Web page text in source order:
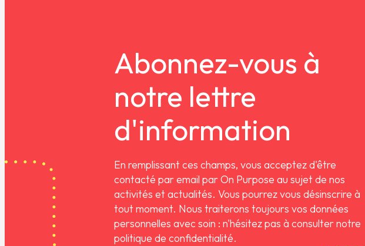
Abonnez-vous à
notre lettre
d'information
En remplissant ces champs, vous acceptez d'être
contacté par email par On Purpose au sujet de nos
activités et actualités. Vous pourrez vous désinscrire à
tout moment. Nous traiterons toujours vos données
personnelles avec soin : n'hésitez pas à consulter notre
politique de confidentialité.